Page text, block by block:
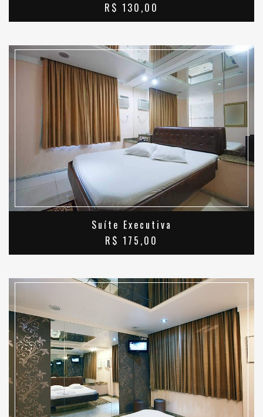
R$ 130,00
SAIBA MAIS
Suíte Executiva
R$ 175,00
SAIBA MAIS